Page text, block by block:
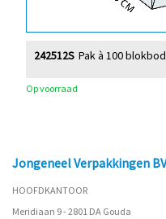
Pak à 100
242512S
Op voorraad
Jongeneel Verpakkingen BV
HOOFDKANTOOR
Meridiaan 9 - 2801 DA Gouda